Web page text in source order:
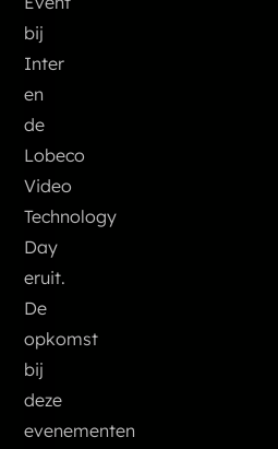
bij
Inter
en
de
Lobeco
Video
Technology
Day
eruit.
De
opkomst
bij
deze
evenementen